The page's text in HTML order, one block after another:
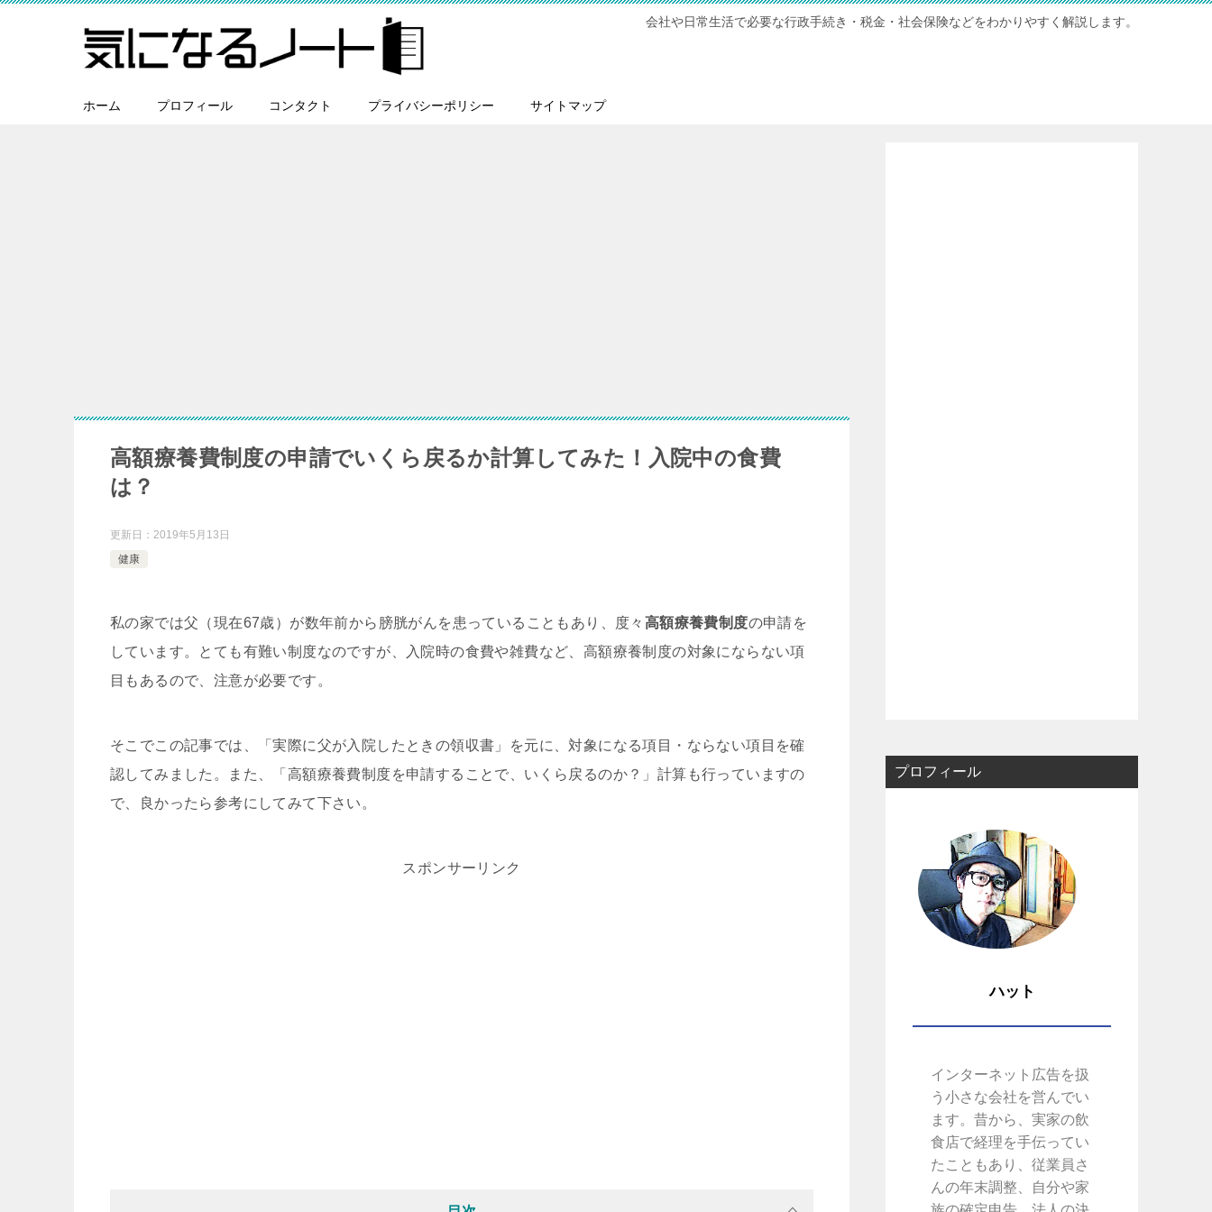
会社や日常生活で必要な行政手続き・税金・社会保険などをわかりやすく解説します。
ホーム プロフィール コンタクト プライバシーポリシー サイトマップ
高額療養費制度の申請でいくら戻るか計算してみた！入院中の食費
は？
更新日： 2019年5月13日
健康
私の家では父（現在67歳）が数年前から膀胱がんを患っていることもあり、度々 高額療養費制度の申請を
しています。とても有難い制度なのですが、入院時の食費や雑費など、高額療養制度の対象にならない項
目もあるので、注意が必要です。
そこでこの記事では、「実際に父が入院したときの領収書」を元に、対象になる項目・ならない項目を確
認してみました。また、「高額療養費制度を申請することで、いくら戻るのか？」計算も行っていますの
で、良かったら参考にしてみて下さい。
スポンサーリンク
プロフィール
ハット
インターネット広告を扱
う小さな会社を営んでい
ます。昔から、実家の飲
食店で経理を手伝ってい
たこともあり、従業員さ
んの年末調整、自分や家